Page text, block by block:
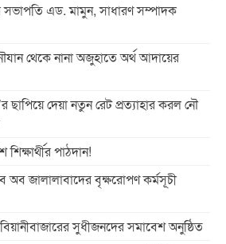
সভাপতি এড. মামুন, সাধারণ সম্পাদক
থেকে নানা অজুহাতে অর্থ আদায়ের
ছাপিয়ে দেয়া নতুন রেট প্রত্যাহার করল নৌ
পাঠদান!
অব জালালাবাদের বৃক্ষরোপণ কর্মসূচী
সুধীজনদের সমাবেশ অনুষ্ঠিত